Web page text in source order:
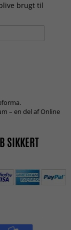
brugt til
– en del af Online
SIKKERT